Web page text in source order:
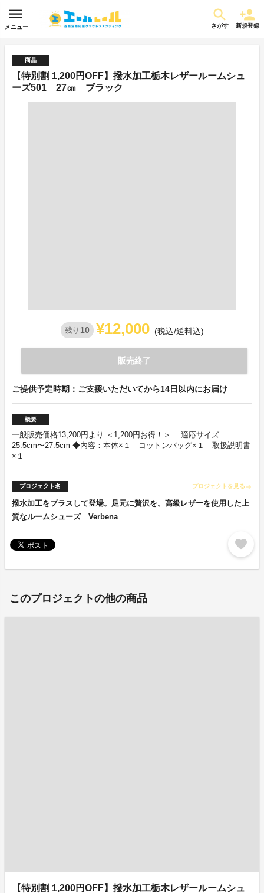
メニュー さがす 新規登録
商品
【特別割 1,200円OFF】撥水加工栃木レザールームシュ
ーズ501 27㎝ ブラック
残り 10 ¥12,000 (税込/送料込)
販売終了
ご提供予定時期：ご支援いただいてから14日以内にお届け
概要
一般販売価格13,200円より ＜1,200円お得！＞ 適応サイズ
25.5cm〜27.5cm ◆内容：本体×１ コットンバッグ×１ 取扱説明書
×１
プロジェクト名 プロジェクトを見る arrow_forward
撥水加工をプラスして登場。足元に贅沢を。高級レザーを使用した上
質なルームシューズ Verbena
favorite
このプロジェクトの他の商品
【特別割 1,200円OFF】撥水加工栃木レザールームシュ